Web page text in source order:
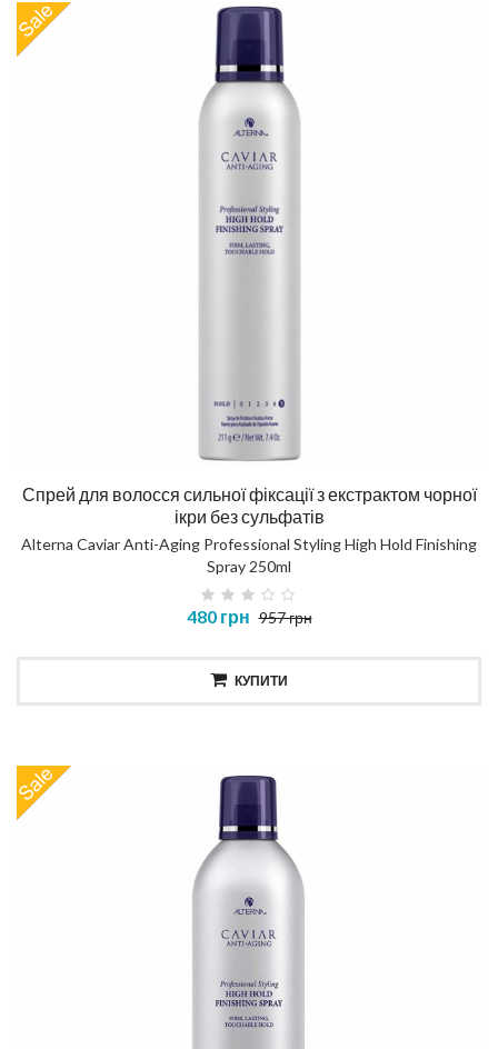
Спрей для волосся сильної фіксації з екстрактом чорної
ікри без сульфатів
Alterna Caviar Anti-Aging Professional Styling High Hold Finishing
Spray 250ml
480 грн 957 грн
КУПИТИ